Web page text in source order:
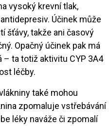
vysoký krevní tlak,
Účinek může
šťávy, takže ani časový
Opačný účinek pak má
– ta totiž aktivitu CYP 3A4
léčby.
také mohou
zpomaluje vstřebávání
léky naváže či zpomalí